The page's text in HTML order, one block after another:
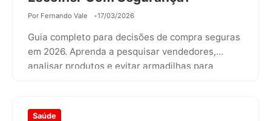
Por Fernando Vale 17/03/2026
Guia completo para decisões de compra seguras
em 2026. Aprenda a pesquisar vendedores,
analisar produtos e evitar armadilhas para
Saúde